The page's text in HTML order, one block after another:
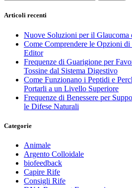
Articoli recenti
Nuove Soluzioni per il Glaucoma
Come Comprendere le Opzioni
Editor
Frequenze di Guarigione per
Tossine dal Sistema Digestivo
Come Funzionano i Peptidi e
Portarli a un Livello Superiore
Frequenze di Benessere per
le Difese Naturali
Categorie
Animale
Argento Colloidale
biofeedback
Capire Rife
Consigli Rife